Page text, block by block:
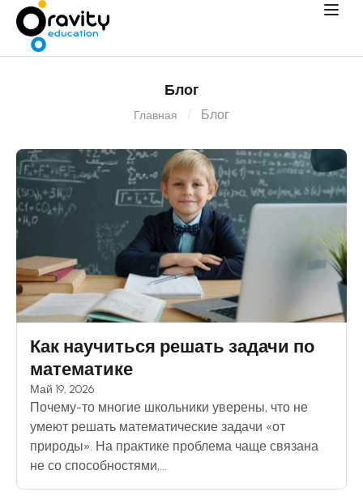
Блог
Главная Блог
Как научиться решать задачи по
математике
Май 19, 2026
Почему-то многие школьники уверены, что не
умеют решать математические задачи «от
природы». На практике проблема чаще связана
не со способностями,...